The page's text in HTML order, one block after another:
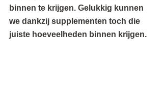
binnen te krijgen. Gelukkig kunnen
we dankzij supplementen toch die
juiste hoeveelheden binnen krijgen.